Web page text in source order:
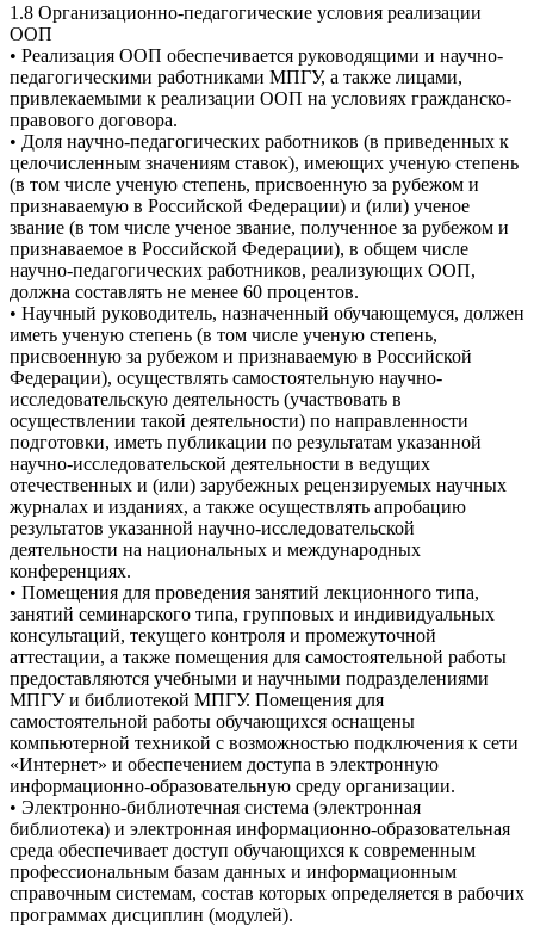
1.8 Организационно-педагогические условия реализации
ООП
• Реализация ООП обеспечивается руководящими и научно-
педагогическими работниками МПГУ, а также лицами,
привлекаемыми к реализации ООП на условиях гражданско-
правового договора.
• Доля научно-педагогических работников (в приведенных к
целочисленным значениям ставок), имеющих ученую степень
(в том числе ученую степень, присвоенную за рубежом и
признаваемую в Российской Федерации) и (или) ученое
звание (в том числе ученое звание, полученное за рубежом и
признаваемое в Российской Федерации), в общем числе
научно-педагогических работников, реализующих ООП,
должна составлять не менее 60 процентов.
• Научный руководитель, назначенный обучающемуся, должен
иметь ученую степень (в том числе ученую степень,
присвоенную за рубежом и признаваемую в Российской
Федерации), осуществлять самостоятельную научно-
исследовательскую деятельность (участвовать в
осуществлении такой деятельности) по направленности
подготовки, иметь публикации по результатам указанной
научно-исследовательской деятельности в ведущих
отечественных и (или) зарубежных рецензируемых научных
журналах и изданиях, а также осуществлять апробацию
результатов указанной научно-исследовательской
деятельности на национальных и международных
конференциях.
• Помещения для проведения занятий лекционного типа,
занятий семинарского типа, групповых и индивидуальных
консультаций, текущего контроля и промежуточной
аттестации, а также помещения для самостоятельной работы
предоставляются учебными и научными подразделениями
МПГУ и библиотекой МПГУ. Помещения для
самостоятельной работы обучающихся оснащены
компьютерной техникой с возможностью подключения к сети
«Интернет» и обеспечением доступа в электронную
информационно-образовательную среду организации.
• Электронно-библиотечная система (электронная
библиотека) и электронная информационно-образовательная
среда обеспечивает доступ обучающихся к современным
профессиональным базам данных и информационным
справочным системам, состав которых определяется в рабочих
программах дисциплин (модулей).